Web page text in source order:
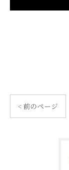
< 前のページ